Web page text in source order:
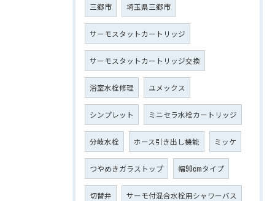
三郷市 埼玉県三郷市
サーモスタットカートリッジ
サーモスタットカートリッジ交換
浴室水栓修理 ユメックス
シンプレット ミニセラ水栓カートリッジ
分岐水栓 ホース引き出し機能 ミッケ
つやめきガラストップ 幅90cmタイプ
切替弁 サーモ付混合水栓用シャワーバス